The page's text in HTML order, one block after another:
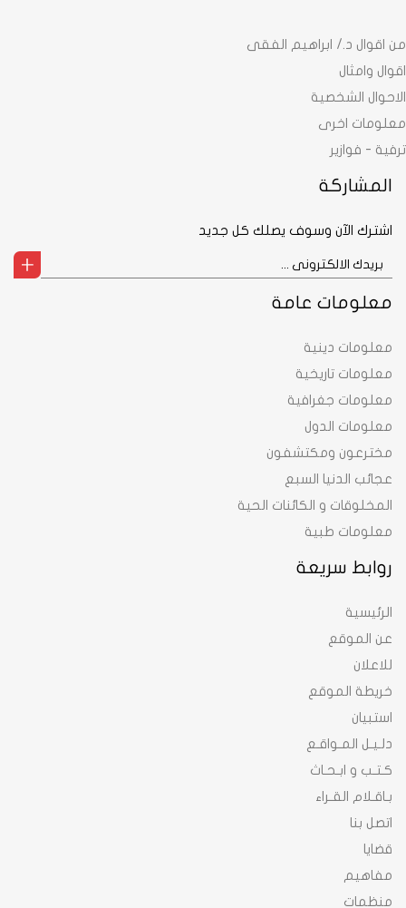
روابط سريعة
الرئيسية
عن الموقع
للاعلان
خريطة الموقع
استبيان
دلـيـل المـواقـع
كـتـب و ابـحـاث
بـاقـلام القـراء
اتصل بنا
قضايا
مفاهيم
منظمات
معلومات عامة
معلومات دينية
معلومات تاريخية
معلومات جغرافية
معلومات الدول
مخترعون ومكتشفون
عجائب الدنيا السبع
المخلوقات و الكائنات الحية
معلومات طبية
من اقوال د./ ابراهيم الفقى
اقوال وامثال
الاحوال الشخصية
معلومات اخرى
ترفية - فوازير
المشاركة
اشترك الآن وسوف يصلك كل جديد